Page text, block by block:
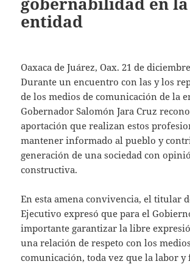
entidad
Oaxaca de Juárez, Oax. 21 de
Durante un encuentro con las y los
de los medios de comunicación de la
Gobernador Salomón Jara Cruz
aportación que realizan estos
mantener informado al pueblo y
generación de una sociedad con
constructiva.
En esta amena convivencia, el titular
Ejecutivo expresó que para el
importante garantizar la libre
una relación de respeto con los
comunicación, toda vez que la labor y